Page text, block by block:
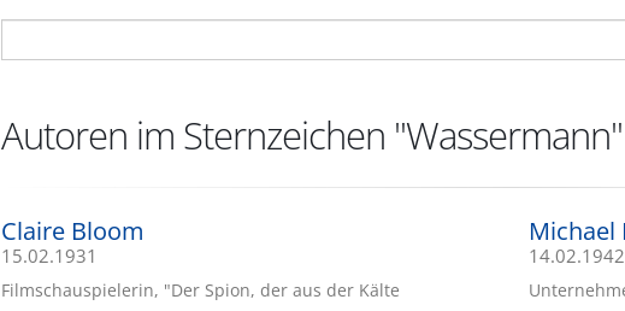
Autoren im Sternzeichen "Wassermann"
Claire Bloom
15.02.1931
Filmschauspielerin, "Der Spion, der aus der Kälte
Michael
14.02.1942